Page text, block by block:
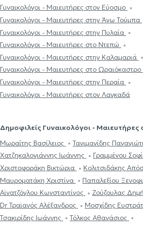
Γυναικολόγοι - Μαιευτήρες στον Εύοσμο
Γυναικολόγοι - Μαιευτήρες στην Άνω Τούμπα
Γυναικολόγοι - Μαιευτήρες στην Πυλαία
Γυναικολόγοι - Μαιευτήρες στο Ντεπώ
Γυναικολόγοι - Μαιευτήρες στην Καλαμαριά
Γυναικολόγοι - Μαιευτήρες στο Ωραιόκαστρο
Γυναικολόγοι - Μαιευτήρες στην Περαία
Γυναικολόγοι - Μαιευτήρες στον Λαγκαδά
Δημοφιλείς Γυναικολόγοι -
Μωραΐτης Βασίλειος
Τανιμανίδης
Χατζηκαλογιάννης Ιωάννης
Γραμμένου
Χριστοφοράκη Βικτώρια
Κολιτσιδάκης
Μαυροματάκη Χριστίνα
Παπαλεξίου
Αϊνατζόγλου Κωνσταντίνος
Ζούζουλας
Dr Τραϊανός Αλέξανδρος
Μοσχίδης
Τσακιρίδης Ιωάννης
Τόλκος Αθανάσιος